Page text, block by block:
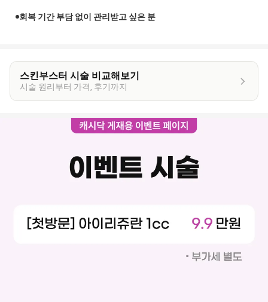
회복 기간 부담 없이 관리받고 싶은 분
스킨부스터 시술 비교해보기
시술 원리부터 가격, 후기까지